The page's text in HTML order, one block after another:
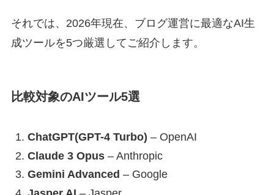
それでは、2026年現在、ブログ運営に最適なAI生
成ツールを5つ厳選してご紹介します。
比較対象のAIツール5選
ChatGPT(GPT-4 Turbo) – OpenAI
Claude 3 Opus– Anthropic
Gemini Advanced – Google